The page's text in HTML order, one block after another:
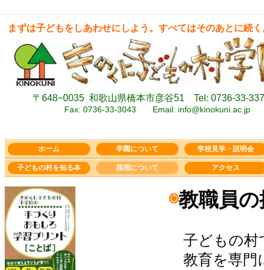
まずは子どもをしあわせにしよう。すべてはそのあとに続
〒648−0035 和歌山県橋本市彦谷51 Tel: 0736-33-
Fax: 0736-33-3043 Email: info@kinokuni.ac.jp
ホーム 学園について 学校見学・説明会
子どもの村を知る本 採用について アクセス
◉教職員
子どもの村
教育を専門